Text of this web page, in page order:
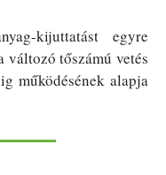
kijuttatást egyre
változó tőszámú vetés
működésének alapja